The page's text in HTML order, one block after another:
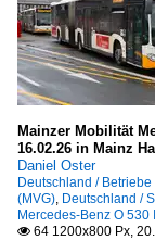
Mainzer Mobilität
16.02.26 in Mainz
Daniel Oster
Deutschland /
(MVG), Deutschland /
Mercedes-Benz O 530
 64 1200x800 Px,